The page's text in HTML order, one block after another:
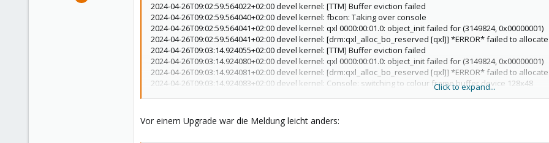
2024-04-26T09:02:59.564022+02:00 devel kernel: [TTM] Buffer eviction failed
2024-04-26T09:02:59.564040+02:00 devel kernel: fbcon: Taking over console
2024-04-26T09:02:59.564041+02:00 devel kernel: qxl 0000:00:01.0: object_init failed for (3149824, 0x00000001)
2024-04-26T09:02:59.564041+02:00 devel kernel: [drm:qxl_alloc_bo_reserved [qxl]] *ERROR* failed to allocate
2024-04-26T09:03:14.924055+02:00 devel kernel: [TTM] Buffer eviction failed
2024-04-26T09:03:14.924080+02:00 devel kernel: qxl 0000:00:01.0: object_init failed for (3149824, 0x00000001)
2024-04-26T09:03:14.924081+02:00 devel kernel: [drm:qxl_alloc_bo_reserved [qxl]] *ERROR* failed to allocate
2024-04-26T09:03:14.924083+02:00 devel kernel: Console: switching to colour frame buffer device 128x48
2024-04-26T09:03:30.284069+02:00 devel kernel: [drm:qxl_alloc_bo_reserved [qxl]] *ERROR* failed to allocate
2024-04-26T09:03:45.643999+02:00 devel kernel: [TTM] Buffer eviction failed
Click to expand...
Vor einem Upgrade war die Meldung leicht anders: